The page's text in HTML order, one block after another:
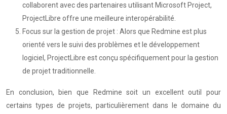
collaborent avec des partenaires utilisant Microsoft Project,
ProjectLibre offre une meilleure interopérabilité.
Focus sur la gestion de projet : Alors que Redmine est plus
orienté vers le suivi des problèmes et le développement
logiciel, ProjectLibre est conçu spécifiquement pour la gestion
de projet traditionnelle.
En conclusion, bien que Redmine soit un excellent outil pour
certains types de projets, particulièrement dans le domaine du